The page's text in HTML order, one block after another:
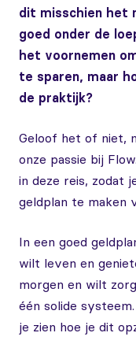
dit misschien het
goed onder de
het voornemen
te sparen, maar
de praktijk?
Geloof het of niet,
onze passie bij
in deze reis, zodat
geldplan te maken
In een goed
wilt leven en
morgen en wilt
één solide
je zien hoe je dit